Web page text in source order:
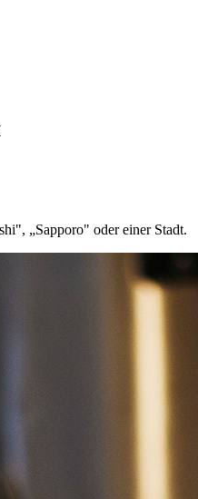
„Sapporo" oder einer Stadt.